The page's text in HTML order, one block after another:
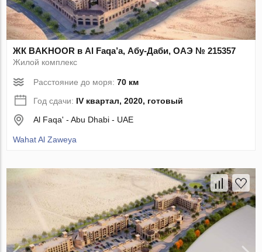
ЖК BAKHOOR в Al Faqa’a, Абу-Даби, ОАЭ № 215357
Жилой комплекс
Расстояние до моря:70 км
Год сдачи: IV квартал, 2020, готовый
Al Faqa' - Abu Dhabi - UAE
Wahat Al Zaweya